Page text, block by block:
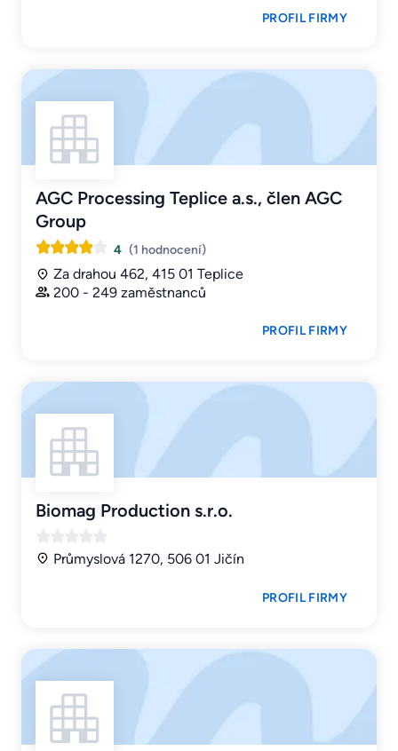
PROFIL FIRMY
AGC Processing Teplice a.s., člen AGC
Group
4 (1 hodnocení)
Za drahou 462, 415 01 Teplice
200 - 249 zaměstnanců
PROFIL FIRMY
Biomag Production s.r.o.
Průmyslová 1270, 506 01 Jičín
PROFIL FIRMY